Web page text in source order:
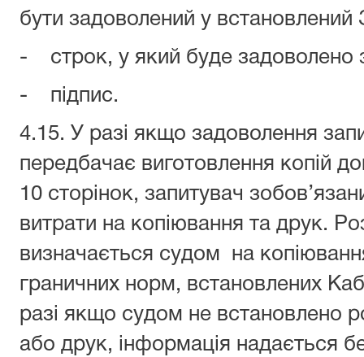
бути задоволений у
- строк, у який буде задоволено
- підпис.
4.15. У разі якщо задоволення
передбачає виготовлення копій
10 сторінок, запитувач
витрати на копіювання та друк.
визначається судом на
граничних норм, встановлених
разі якщо судом не встановлено
або друк, інформація надається